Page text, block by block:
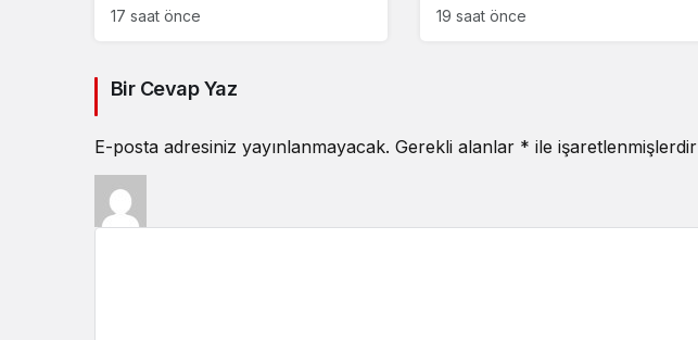
BIRAKTIĞI İZDİR.
17 saat önce
Restoranlar ve Food Truck
19 saat önce
Bir Cevap Yaz
E-posta adresiniz yayınlanmayacak. Gerekli alanlar * ile işaretlenmişlerdir